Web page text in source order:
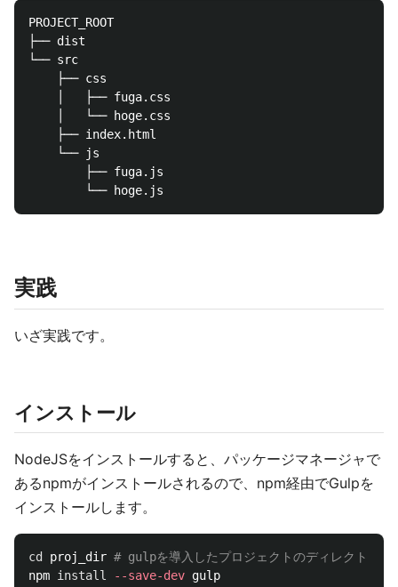
PROJECT_ROOT
├── dist
└── src
    ├── css
    │   ├── fuga.css
    │   └── hoge.css
    ├── index.html
    └── js
        ├── fuga.js
実践
いざ実践です。
インストール
NodeJSをインストールすると、パッケージマネージャで
あるnpmがインストールされるので、npm経由でGulpを
インストールします。
cd proj_dir # gulpを導入したプロジェクトのディレクトリ
npm install --save-dev